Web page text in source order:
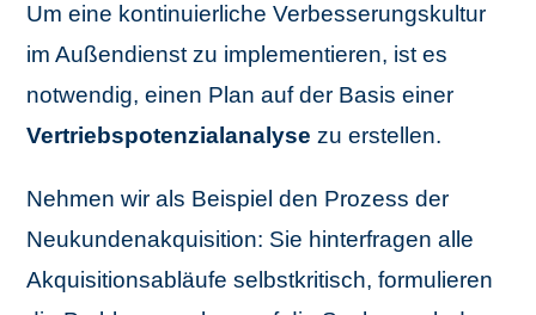
Um eine kontinuierliche Verbesserungskultur
im Außendienst zu implementieren, ist es
notwendig, einen Plan auf der Basis einer
Vertriebspotenzialanalyse zu erstellen.
Nehmen wir als Beispiel den Prozess der
Neukundenakquisition: Sie hinterfragen alle
Akquisitionsabläufe selbstkritisch, formulieren